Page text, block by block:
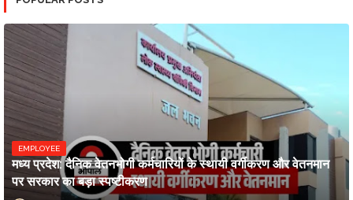
EMPLOYEE
मध्य प्रदेश: दैनिक वेतनभोगी कर्मचारियों के स्थायी वर्गीकरण और वेतनमान
पर सरकार का बड़ा स्पष्टीकरण